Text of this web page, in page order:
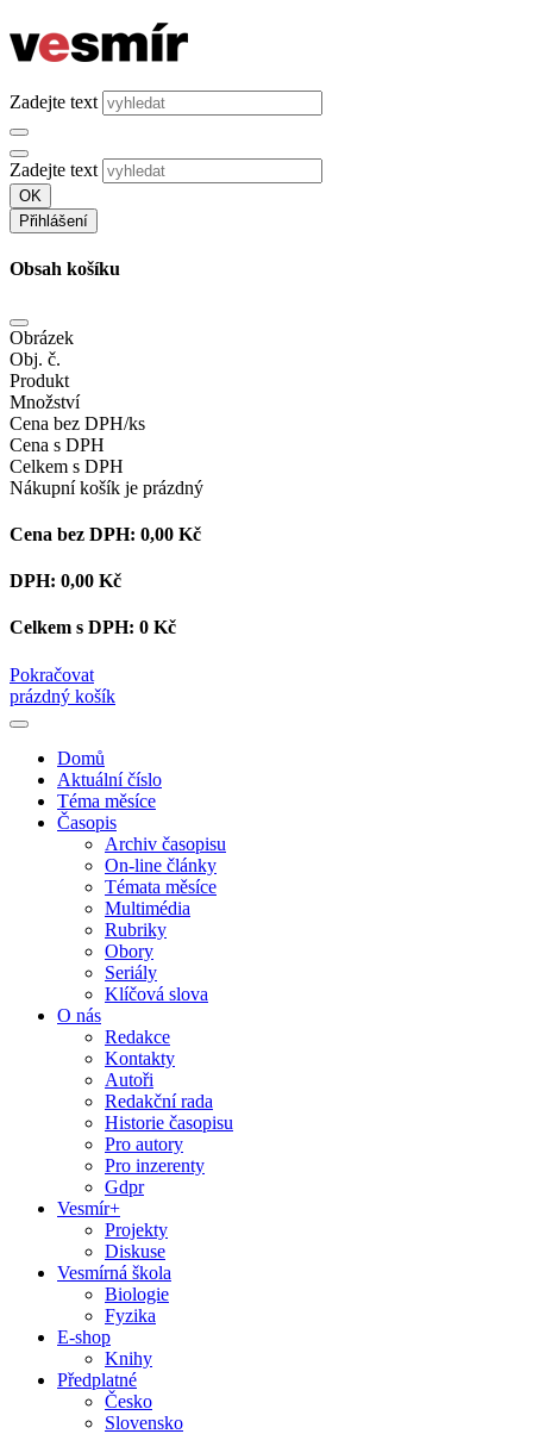
Zadejte text
Zadejte text
OK
Přihlášení
Obsah košíku
Obrázek
Obj. č.
Produkt
Množství
Cena bez DPH/ks
Cena s DPH
Celkem s DPH
Nákupní košík je prázdný
Cena bez DPH: 0,00 Kč
DPH: 0,00 Kč
Celkem s DPH: 0 Kč
Pokračovat
prázdný košík
Domů
Aktuální číslo
Téma měsíce
Časopis
Archiv časopisu
On-line články
Témata měsíce
Multimédia
Rubriky
Obory
Seriály
Klíčová slova
O nás
Redakce
Kontakty
Autoři
Redakční rada
Historie časopisu
Pro autory
Pro inzerenty
Gdpr
Vesmír+
Projekty
Diskuse
Vesmírná škola
Biologie
Fyzika
E-shop
Knihy
Předplatné
Česko
Slovensko